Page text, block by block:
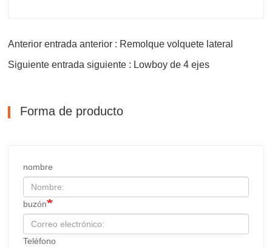
Anterior entrada anterior : Remolque volquete lateral
Siguiente entrada siguiente : Lowboy de 4 ejes
Forma de producto
nombre
buzón
Teléfono